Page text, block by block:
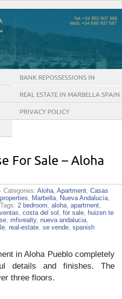
BANK REPOSSESSIONS IN
MARBELLA SPAIN
REAL ESTATE IN MARBELLA SPAIN
PRIVACY POLICY
For Sale – Aloha
· Categories: Aloha Apartment Casas
Marbella Nueva Andalucía
Tags: 2 bedroom aloha apartment
costa del sol for sale
huizen te
mfsrealty, nueva andalucia
real-estate se vende spanish
in Aloha Pueblo completely
details and finishes. The
three floors.